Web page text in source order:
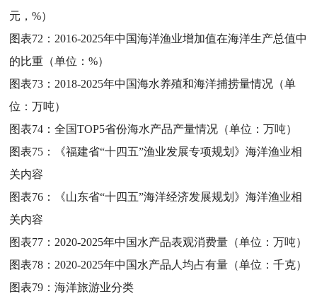
元，%）
图表72： 2016-2025年中国海洋渔业增加值在海洋生产总值中
的比重（单位：%）
图表73： 2018-2025年中国海水养殖和海洋捕捞量情况（单
位：万吨）
图表74：全国TOP5省份海水产品产量情况（单位：万吨）
图表75：
《福建省“十四五”渔业发展专项规划》海洋渔业相
关内容
图表76：
《山东省“十四五”海洋经济发展规划》海洋渔业相
关内容
图表77： 2020-2025年中国水产品表观消费量（单位：万吨）
图表78： 2020-2025年中国水产品人均占有量（单位：千克）
图表79：海洋旅游业分类